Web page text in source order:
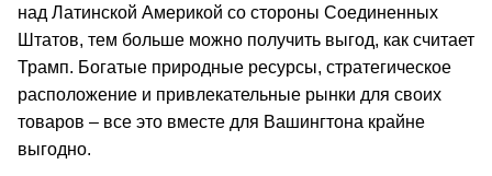
над Латинской Америкой со стороны Соединенных
Штатов, тем больше можно получить выгод, как считает
Трамп. Богатые природные ресурсы, стратегическое
расположение и привлекательные рынки для своих
товаров – все это вместе для Вашингтона крайне
выгодно.